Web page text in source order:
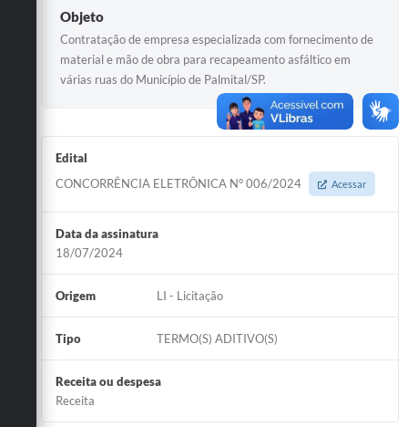
Objeto
Contratação de empresa especializada com fornecimento de
material e mão de obra para recapeamento asfáltico em
várias ruas do Município de Palmital/SP.
Edital
CONCORRÊNCIA ELETRÔNICA N° 006/2024
Acessar
Data da assinatura
18/07/2024
Origem LI - Licitação
Tipo TERMO(S) ADITIVO(S)
Receita ou despesa
Receita